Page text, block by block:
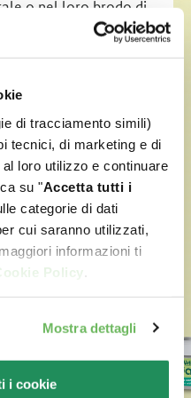
di tracciamento simili)
tecnici, di marketing e di
loro utilizzo e continuare
su "Accetta tutti i
categorie di dati
cui saranno utilizzati,
informazioni ti
Policy
Mostra dettagli
i cookie
o nel loro brodo di
di nutrienti. Per
la ciotola dei nostri
JELLY
BROTH